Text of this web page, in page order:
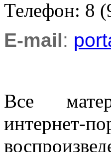
Телефон: 8
E-mail:
Все